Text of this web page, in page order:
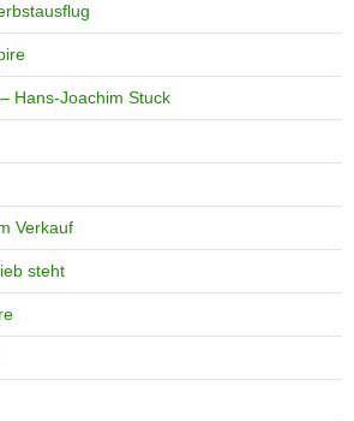
Hans-Joachim Stuck
Verkauf
steht